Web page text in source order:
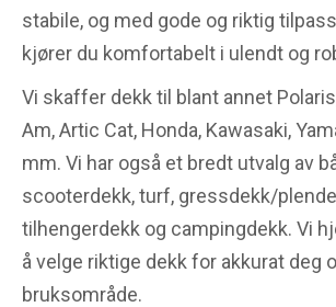
stabile, og med gode og riktig
kjører du komfortabelt i ulendt og
Vi skaffer dekk til blant annet
Am, Artic Cat, Honda, Kawasaki,
mm. Vi har også et bredt utvalg av
scooterdekk, turf, gressdekk/
tilhengerdekk og campingdekk. Vi
å velge riktige dekk for akkurat deg
bruksområde.